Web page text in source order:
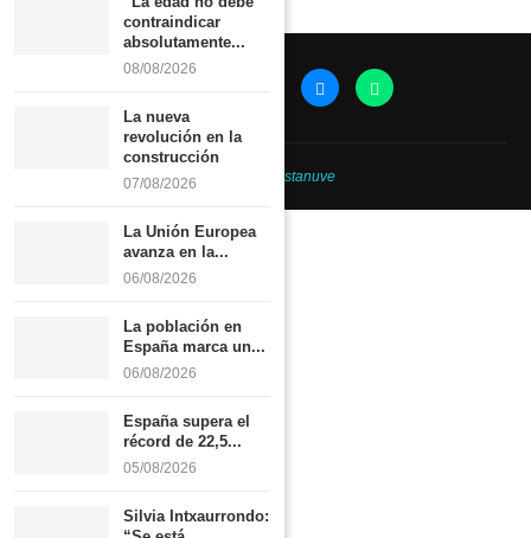
Revistanuve
contraindicar
absolutamente...
08/08/2026
La nueva
revolución en la
construcción
07/08/2026
La Unión Europea
avanza en la...
06/08/2026
La población en
España marca un...
06/08/2026
España supera el
récord de 22,5...
05/08/2026
Silvia Intxaurrondo: